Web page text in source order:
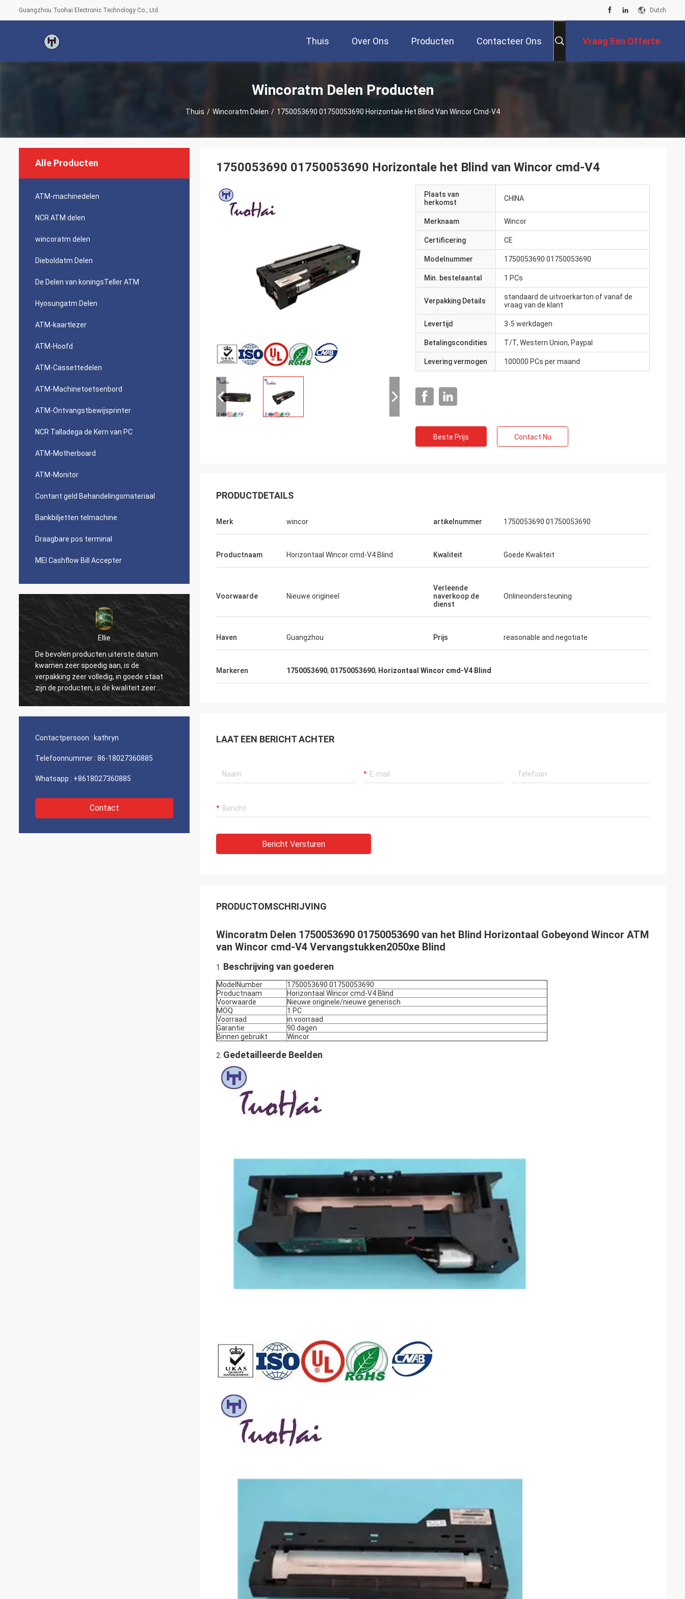
Guangzhou Tuohai Electronic Technology Co., Ltd. Dutch
Thuis Over Ons Producten Contacteer Ons Vraag Een Offerte
Wincoratm Delen Producten
Thuis / Wincoratm Delen / 1750053690 01750053690 Horizontale Het Blind Van Wincor Cmd-V4
Alle Producten
ATM-machinedelen
NCR ATM delen
wincoratm delen
Dieboldatm Delen
De Delen van koningsTeller ATM
Hyosungatm Delen
ATM-kaartlezer
ATM-Hoofd
ATM-Cassettedelen
ATM-Machinetoetsenbord
ATM-Ontvangstbewijsprinter
NCR Talladega de Kern van PC
ATM-Motherboard
ATM-Monitor
Contant geld Behandelingsmateriaal
Bankbiljetten telmachine
Draagbare pos terminal
MEI Cashflow Bill Accepter
Ellie
De bevolen producten uiterste datum
kwamen zeer spoedig aan, is de
verpakking zeer volledig, in goede staat
zijn de producten, is de kwaliteit zeer
gewaarborgd, de de productprijs en vracht
Jachthaven
onze vragen kan ook geschikt en geduldig
Contactpersoon : kathryn
Telefoonnummer : 86-18027360885
Whatsapp : +8618027360885
Contact
1750053690 01750053690 Horizontale het Blind van Wincor cmd-V4
Plaats van
herkomst
CHINA
Merknaam Wincor
Certificering CE
Modelnummer 1750053690 01750053690
Min. bestelaantal 1 PCs
Verpakking Details
standaard de uitvoerkarton of vanaf de
vraag van de klant
Levertijd 3-5 werkdagen
Betalingscondities T/T, Western Union, Paypal
Levering vermogen 100000 PCs per maand
Beste Prijs Contact Nu
PRODUCTDETAILS
Merk wincor artikelnummer 1750053690 01750053690
Productnaam Horizontaal Wincor cmd-V4 Blind Kwaliteit Goede Kwaliteit
Voorwaarde Nieuwe origineel
Verleende
naverkoop de
dienst
Onlineondersteuning
Haven Guangzhou Prijs reasonable and negotiate
Markeren 1750053690, 01750053690, Horizontaal Wincor cmd-V4 Blind
LAAT EEN BERICHT ACHTER
Bericht Versturen
PRODUCTOMSCHRIJVING
Wincoratm Delen 1750053690 01750053690 van het Blind Horizontaal Gobeyond Wincor ATM
van Wincor cmd-V4 Vervangstukken2050xe Blind
1. Beschrijving van goederen
ModelNumber
1750053690 01750053690
Productnaam
Horizontaal Wincor cmd-V4 Blind
Voorwaarde
Nieuwe originele/nieuwe generisch
MOQ
1 PC
Voorraad
in voorraad
Garantie
90 dagen
Binnen gebruikt
Wincor
2. Gedetailleerde Beelden